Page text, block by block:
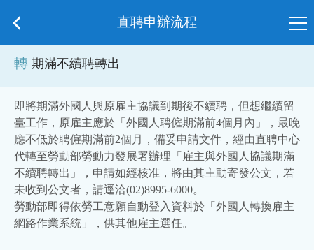
直聘申辦流程
轉 期滿不續聘轉出
即將期滿外國人與原雇主協議到期後不續聘，但想繼續留
臺工作，原雇主應於「外國人聘僱期滿前4個月內」，最晚
應不低於聘僱期滿前2個月，備妥申請文件，經由直聘中心
代轉至勞動部勞動力發展署辦理「雇主與外國人協議期滿
不續聘轉出」，申請如經核准，將由其主動寄發公文，若
未收到公文者，請逕洽(02)8995-6000。
勞動部即得依勞工意願自動登入資料於「外國人轉換雇主
網路作業系統」，供其他雇主選任。